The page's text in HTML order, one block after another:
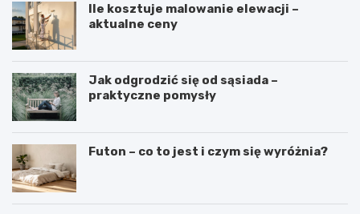
Ile kosztuje malowanie elewacji –
aktualne ceny
Jak odgrodzić się od sąsiada –
praktyczne pomysły
Futon – co to jest i czym się wyróżnia?